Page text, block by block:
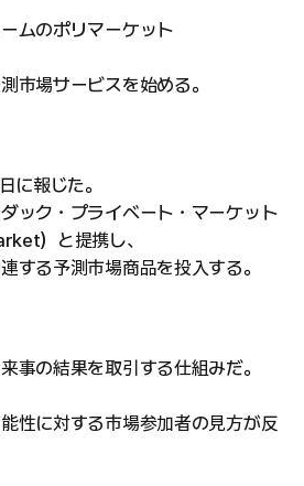
ムのポリマーケット
市場サービスを始める。
に報じた。
ック・プライベート・マーケット
）と提携し、
する予測市場商品を投入する。
事の結果を取引する仕組みだ。
性に対する市場参加者の見方が反